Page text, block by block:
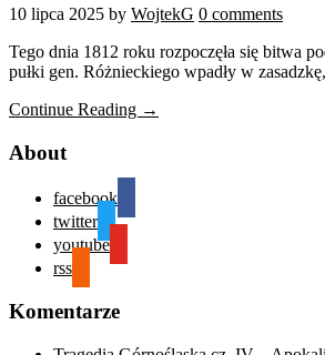
10 lipca 2025 by WojtekG 0 comments
Tego dnia 1812 roku rozpoczęła się bitwa
pułki gen. Różnieckiego wpadły w
Continue Reading →
About
facebook
twitter
youtube
rss
Komentarze